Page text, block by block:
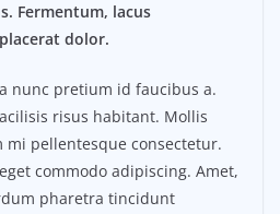
Fermentum, lacus
dolor.
nunc pretium id faucibus a.
risus habitant. Mollis
pellentesque consectetur.
commodo adipiscing. Amet,
pharetra tincidunt